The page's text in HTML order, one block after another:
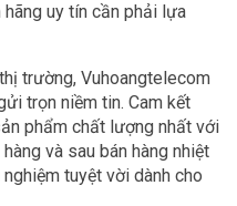
uy tín cần phải lựa
trường, Vuhoangtelecom
trọn niềm tin. Cam kết
phẩm chất lượng nhất với
và sau bán hàng nhiệt
tuyệt vời dành cho